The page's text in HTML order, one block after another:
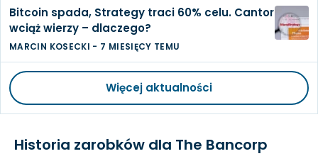
Bitcoin spada, Strategy traci 60% celu. Cantor
wciąż wierzy – dlaczego?
MARCIN KOSECKI - 7 MIESIĘCY TEMU
Więcej aktualności
Historia zarobków dla The Bancorp